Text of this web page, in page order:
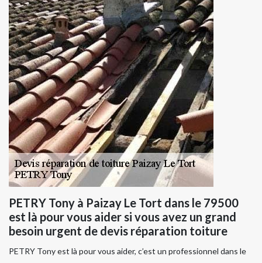
PETRY Tony à Paizay Le Tort dans le 79500
est là pour vous aider si vous avez un grand
besoin urgent de devis réparation toiture
PETRY Tony est là pour vous aider, c’est un professionnel dans le